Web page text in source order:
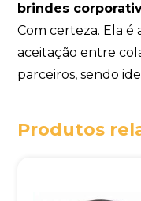
brindes
Com certeza. Ela é
aceitação entre
parceiros, sendo
Produtos